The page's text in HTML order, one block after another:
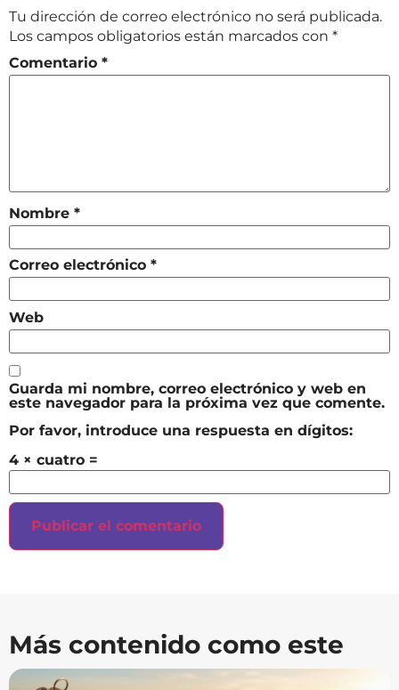
Tu dirección de correo electrónico no será publicada.
Los campos obligatorios están marcados con *
Comentario *
Nombre *
Correo electrónico *
Web
Guarda mi nombre, correo electrónico y web en
este navegador para la próxima vez que comente.
Por favor, introduce una respuesta en dígitos:
4 × cuatro =
Más contenido como este